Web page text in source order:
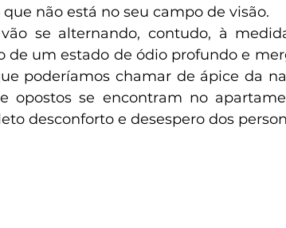
não está no seu campo de visão.
de um estado de ódio profundo e
poderíamos chamar de ápice da
opostos se encontram no
desconforto e desespero dos